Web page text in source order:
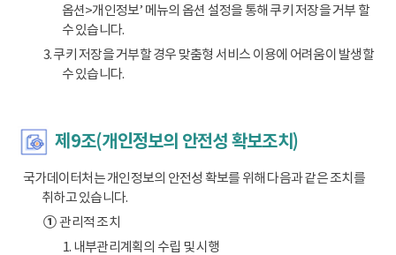
옵션>개인정보’ 메뉴의 옵션 설정을 통해 쿠키 저장을 거부 할
수 있습니다.
3. 쿠키 저장을 거부할 경우 맞춤형 서비스 이용에 어려움이 발생할
수 있습니다.
제9조(개인정보의 안전성 확보조치)
국가데이터처는 개인정보의 안전성 확보를 위해 다음과 같은 조치를
취하고 있습니다.
①관리적 조치
1. 내부관리계획의 수립 및 시행